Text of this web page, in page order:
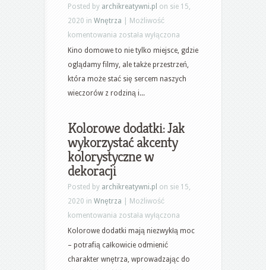
Posted by archikreatywni.pl on sie 15,
2020 in Wnętrza
Możliwość
komentowania Kino
domowe:
Kreowanie
komfortowego
i
w
domu
została wyłączona
Kino domowe to nie tylko miejsce, gdzie
oglądamy filmy, ale także przestrzeń,
która może stać się sercem naszych
wieczorów z rodziną i...
Kolorowe dodatki: Jak
wykorzystać akcenty
kolorystyczne w
dekoracji
Posted by archikreatywni.pl on sie 15,
2020 in Wnętrza
Możliwość
komentowania Kolorowe
dodatki:
Jak
wykorzystać
została wyłączona
Kolorowe dodatki mają niezwykłą moc
– potrafią całkowicie odmienić
charakter wnętrza, wprowadzając do